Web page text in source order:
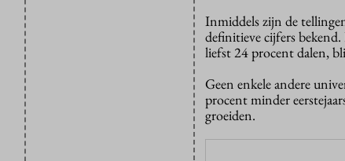
Inmiddels zijn de
definitieve cijfers
liefst 24 procent dalen,
Geen enkele andere
procent minder
groeiden.